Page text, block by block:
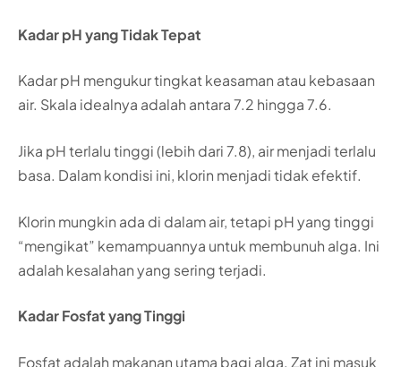
Kadar pH yang Tidak Tepat
Kadar pH mengukur tingkat keasaman atau kebasaan
air. Skala idealnya adalah antara 7.2 hingga 7.6.
Jika pH terlalu tinggi (lebih dari 7.8), air menjadi terlalu
basa. Dalam kondisi ini, klorin menjadi tidak efektif.
Klorin mungkin ada di dalam air, tetapi pH yang tinggi
“mengikat” kemampuannya untuk membunuh alga. Ini
adalah kesalahan yang sering terjadi.
Kadar Fosfat yang Tinggi
Fosfat adalah makanan utama bagi alga. Zat ini masuk